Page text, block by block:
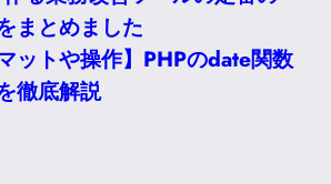
まとめました
ットや操作】PHPのdate関数
徹底解説